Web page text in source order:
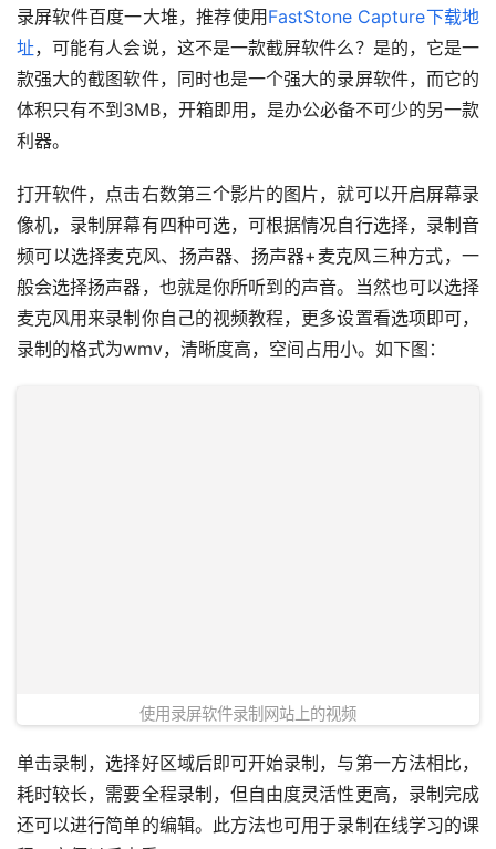
录屏软件百度一大堆，推荐使用FastStone Capture下载地
址，可能有人会说，这不是一款截屏软件么？是的，它是一
款强大的截图软件，同时也是一个强大的录屏软件，而它的
体积只有不到3MB，开箱即用，是办公必备不可少的另一款
利器。
打开软件，点击右数第三个影片的图片，就可以开启屏幕录
像机，录制屏幕有四种可选，可根据情况自行选择，录制音
频可以选择麦克风、扬声器、扬声器+麦克风三种方式，一
般会选择扬声器，也就是你所听到的声音。当然也可以选择
麦克风用来录制你自己的视频教程，更多设置看选项即可，
录制的格式为wmv，清晰度高，空间占用小。如下图：
使用录屏软件录制网站上的视频
单击录制，选择好区域后即可开始录制，与第一方法相比，
耗时较长，需要全程录制，但自由度灵活性更高，录制完成
还可以进行简单的编辑。此方法也可用于录制在线学习的课